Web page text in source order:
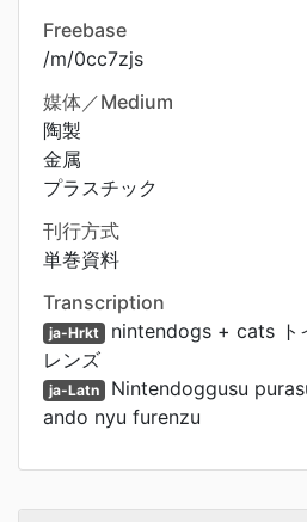
Freebase
/m/0cc7zjs
媒体／Medium
陶製
金属
プラスチック
刊行方式
単巻資料
Transcription
ja-Hrkt nintendogs + cats ト
レンズ
ja-Latn Nintendoggusu
ando nyu furenzu